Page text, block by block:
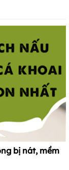
bị nát, mềm